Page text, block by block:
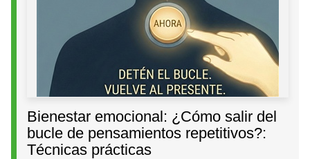
Bienestar emocional: ¿Cómo salir del
bucle de pensamientos repetitivos?:
Técnicas prácticas